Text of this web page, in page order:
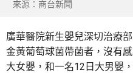
來源：商台新聞
廣華醫院新生嬰兒深切治療
金黃葡萄球菌帶菌者，沒有
大女嬰，和一名12日大男嬰